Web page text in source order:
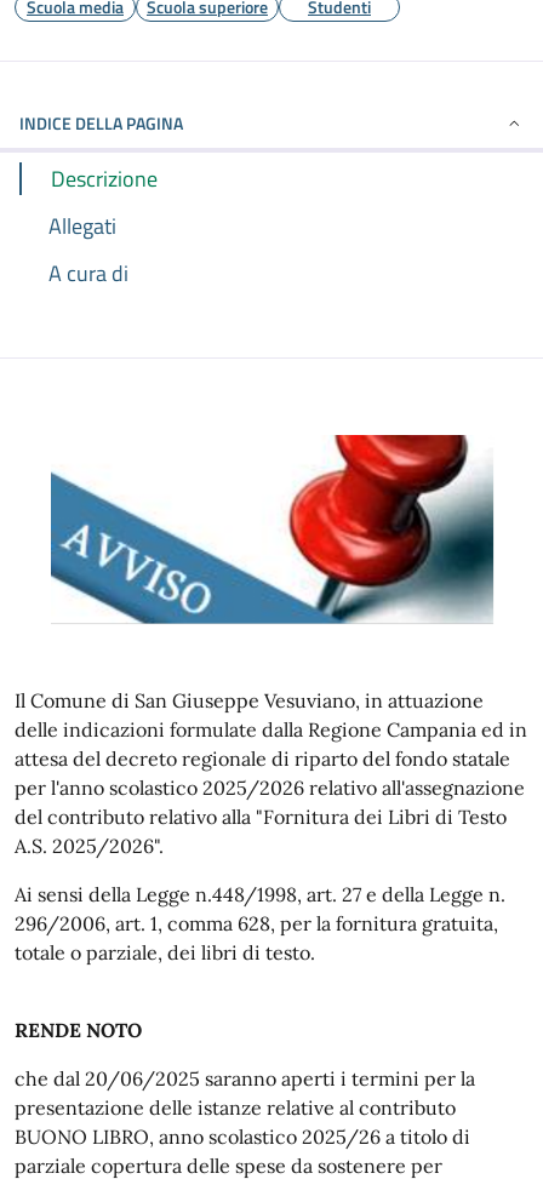
Scuola media
Scuola superiore Studenti
INDICE DELLA PAGINA
Descrizione
Allegati
A cura di
Il Comune di San Giuseppe Vesuviano, in attuazione
delle indicazioni formulate dalla Regione Campania ed in
attesa del decreto regionale di riparto del fondo statale
per l'anno scolastico 2025/2026 relativo all'assegnazione
del contributo relativo alla "Fornitura dei Libri di Testo
A.S. 2025/2026".
Ai sensi della Legge n.448/1998, art. 27 e della Legge n.
296/2006, art. 1, comma 628, per la fornitura gratuita,
totale o parziale, dei libri di testo.
RENDE NOTO
che dal 20/06/2025 saranno aperti i termini per la
presentazione delle istanze relative al contributo
BUONO LIBRO, anno scolastico 2025/26 a titolo di
parziale copertura delle spese da sostenere per